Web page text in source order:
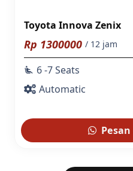
Toyota Innova Zenix
Rp 1300000 / 12 jam
airline_seat_recline_extra 6 -7 Seats
Automatic